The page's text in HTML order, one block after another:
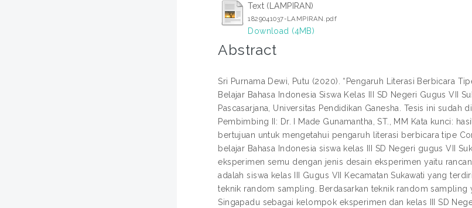
Text (LAMPIRAN)
1829041037-LAMPIRAN.pdf
Download (4MB)
Abstract
Sri Purnama Dewi, Putu (2020). “Pengaruh Literasi Berbicara
Belajar Bahasa Indonesia Siswa Kelas III SD Negeri Gugus VII
Pascasarjana, Universitas Pendidikan Ganesha. Tesis ini
Pembimbing II: Dr. I Made Gunamantha, ST., MM Kata kunci:
bertujuan untuk mengetahui pengaruh literasi berbicara tipe
belajar Bahasa Indonesia siswa kelas III SD Negeri gugus VII
eksperimen semu dengan jenis desain eksperimen yaitu
adalah siswa kelas III Gugus VII Kecamatan Sukawati yang
teknik random sampling. Berdasarkan teknik random
Singapadu sebagai kelompok eksperimen dan kelas III SD